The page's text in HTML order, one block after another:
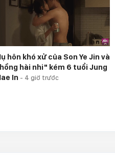
hôn khó xử của Son Ye Jin và
hài nhi" kém 6 tuổi Jung
In - 4 giờ trước